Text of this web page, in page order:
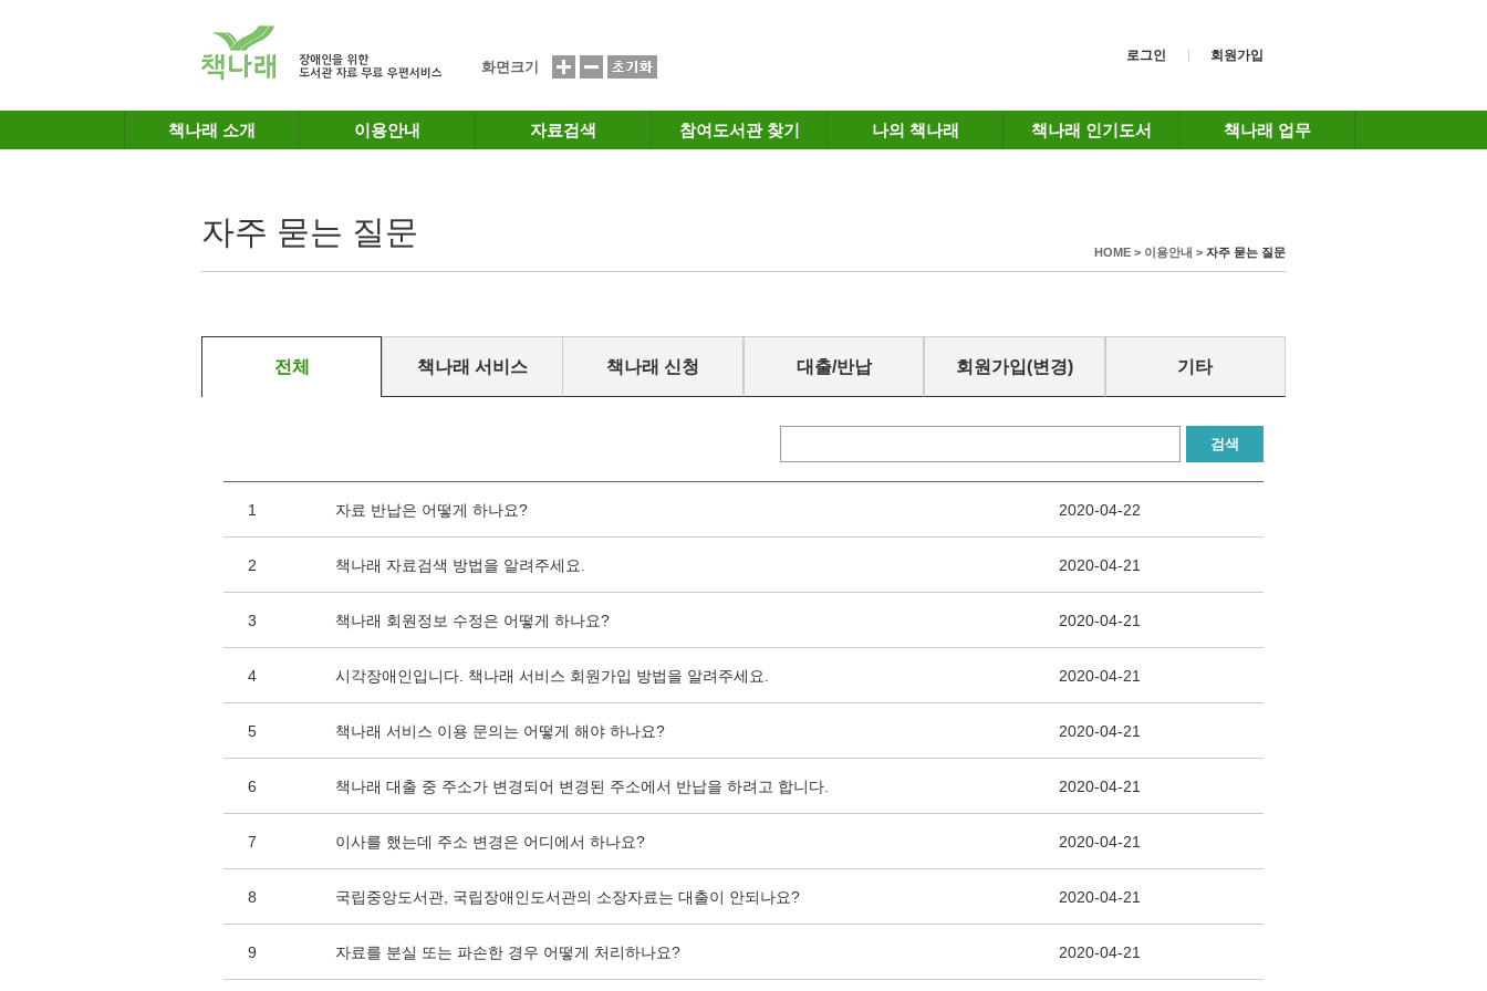
화면크기
로그인 회원가입
책나래 소개 이용안내 자료검색 참여도서관 찾기 나의 책나래 책나래 인기도서 책나래 업무
자주 묻는 질문
HOME > 이용안내 > 자주 묻는 질문
전체 책나래 서비스 책나래 신청 대출/반납 회원가입(변경) 기타
검색
1 자료 반납은 어떻게 하나요? 2020-04-22
2 책나래 자료검색 방법을 알려주세요. 2020-04-21
3 책나래 회원정보 수정은 어떻게 하나요? 2020-04-21
4 시각장애인입니다. 책나래 서비스 회원가입 방법을 알려주세요. 2020-04-21
5 책나래 서비스 이용 문의는 어떻게 해야 하나요? 2020-04-21
6 책나래 대출 중 주소가 변경되어 변경된 주소에서 반납을 하려고 합니다. 2020-04-21
7 이사를 했는데 주소 변경은 어디에서 하나요? 2020-04-21
8 국립중앙도서관, 국립장애인도서관의 소장자료는 대출이 안되나요? 2020-04-21
9 자료를 분실 또는 파손한 경우 어떻게 처리하나요? 2020-04-21